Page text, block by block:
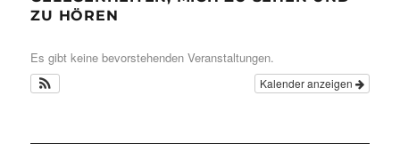
ZU HÖREN
Es gibt keine bevorstehenden Veranstaltungen.
Kalender anzeigen